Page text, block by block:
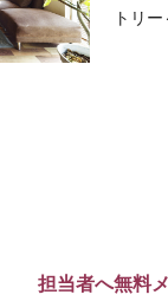
トリ
担当者へ無料